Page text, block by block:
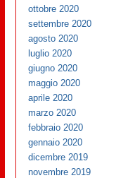
ottobre 2020
settembre 2020
agosto 2020
luglio 2020
giugno 2020
maggio 2020
aprile 2020
marzo 2020
febbraio 2020
gennaio 2020
dicembre 2019
novembre 2019